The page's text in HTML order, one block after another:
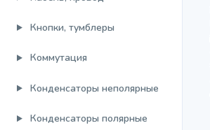
Кнопки, тумблеры
Коммутация
Конденсаторы неполярные
Конденсаторы полярные